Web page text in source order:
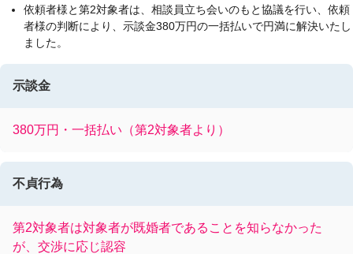
依頼者様と第2対象者は、相談員立ち会いのもと協議を行い、依頼
者様の判断により、示談金380万円の一括払いで円満に解決いたし
ました。
示談金
380万円・一括払い（第2対象者より）
不貞行為
第2対象者は対象者が既婚者であることを知らなかった
が、交渉に応じ認容